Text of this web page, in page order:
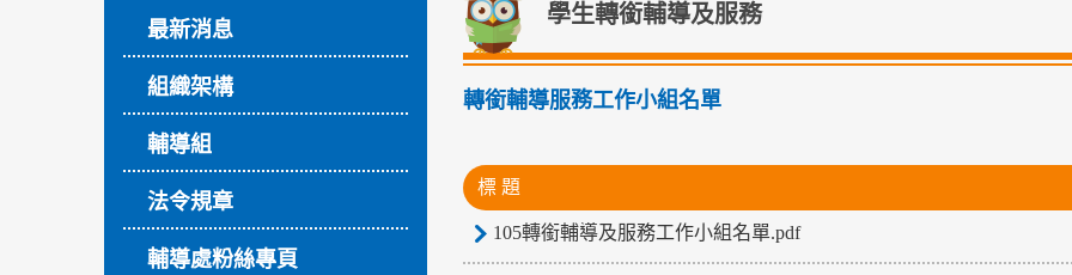
最新消息
組織架構
輔導組
法令規章
輔導處粉絲專頁
學生轉銜輔導及服務
轉銜輔導服務工作小組名單
標 題
105轉銜輔導及服務工作小組名單.pdf